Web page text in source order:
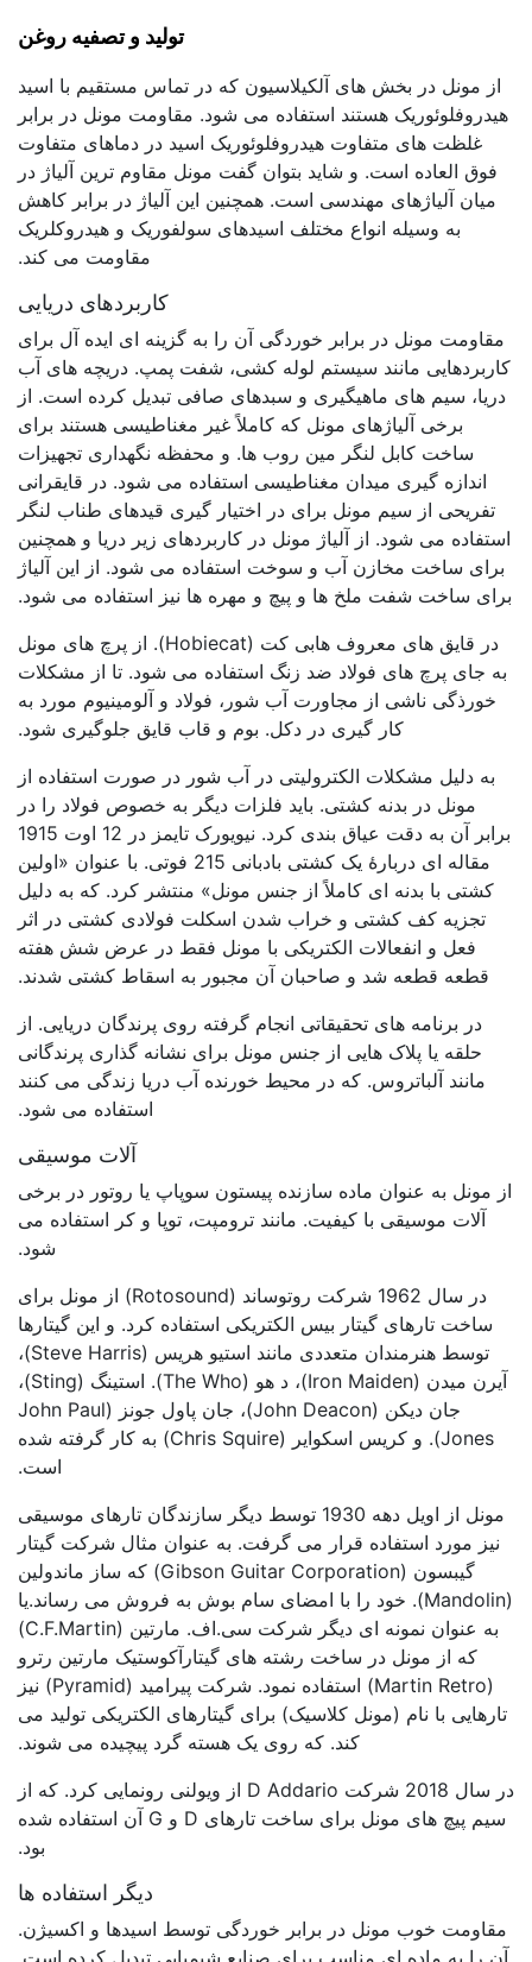
تولید و تصفیه روغن
از مونل در بخش های آلکیلاسیون که در تماس مستقیم با اسید
هیدروفلوئوریک هستند استفاده می شود. مقاومت مونل در برابر
غلظت های متفاوت هیدروفلوئوریک اسید در دماهای متفاوت
فوق العاده است. و شاید بتوان گفت مونل مقاوم ترین آلیاژ در
میان آلیاژهای مهندسی است. همچنین این آلیاژ در برابر کاهش
به وسیله انواع مختلف اسیدهای سولفوریک و هیدروکلریک
مقاومت می کند.
کاربردهای دریایی
مقاومت مونل در برابر خوردگی آن را به گزینه ای ایده آل برای
کاربردهایی مانند سیستم لوله کشی، شفت پمپ. دریچه های آب
دریا، سیم های ماهیگیری و سبدهای صافی تبدیل کرده است. از
برخی آلیاژهای مونل که کاملاً غیر مغناطیسی هستند برای
ساخت کابل لنگر مین روب ها. و محفظه نگهداری تجهیزات
اندازه گیری میدان مغناطیسی استفاده می شود. در قایقرانی
تفریحی از سیم مونل برای در اختیار گیری قیدهای طناب لنگر
استفاده می شود. از آلیاژ مونل در کاربردهای زیر دریا و همچنین
برای ساخت مخازن آب و سوخت استفاده می شود. از این آلیاژ
برای ساخت شفت ملخ ها و پیچ و مهره ها نیز استفاده می شود.
در قایق های معروف هابی کت (Hobiecat). از پرچ های مونل
به جای پرچ های فولاد ضد زنگ استفاده می شود. تا از مشکلات
خورذگی ناشی از مجاورت آب شور، فولاد و آلومینیوم مورد به
کار گیری در دکل. بوم و قاب قایق جلوگیری شود.
به دلیل مشکلات الکترولیتی در آب شور در صورت استفاده از
مونل در بدنه کشتی. باید فلزات دیگر به خصوص فولاد را در
برابر آن به دقت عیاق بندی کرد. نیویورک تایمز در 12 اوت 1915
مقاله ای دربارۀ یک کشتی بادبانی 215 فوتی. با عنوان «اولین
کشتی با بدنه ای کاملاً از جنس مونل» منتشر کرد. که به دلیل
تجزیه کف کشتی و خراب شدن اسکلت فولادی کشتی در اثر
فعل و انفعالات الکتریکی با مونل فقط در عرض شش هفته
قطعه قطعه شد و صاحبان آن مجبور به اسقاط کشتی شدند.
در برنامه های تحقیقاتی انجام گرفته روی پرندگان دریایی. از
حلقه یا پلاک هایی از جنس مونل برای نشانه گذاری پرندگانی
مانند آلباتروس. که در محیط خورنده آب دریا زندگی می کنند
استفاده می شود.
آلات موسیقی
از مونل به عنوان ماده سازنده پیستون سوپاپ یا روتور در برخی
آلات موسیقی با کیفیت. مانند ترومپت، توپا و کر استفاده می
شود.
در سال 1962 شرکت روتوساند (Rotosound) از مونل برای
ساخت تارهای گیتار بیس الکتریکی استفاده کرد. و این گیتارها
توسط هنرمندان متعددی مانند استیو هریس (Steve Harris)،
آیرن میدن (Iron Maiden)، د هو (The Who). استینگ (Sting)،
جان دیکن (John Deacon)، جان پاول جونز (John Paul
Jones). و کریس اسکوایر (Chris Squire) به کار گرفته شده
است.
مونل از اویل دهه 1930 توسط دیگر سازندگان تارهای موسیقی
نیز مورد استفاده قرار می گرفت. به عنوان مثال شرکت گیتار
گیبسون (Gibson Guitar Corporation) که ساز ماندولین
(Mandolin). خود را با امضای سام بوش به فروش می رساند.یا
به عنوان نمونه ای دیگر شرکت سی.اف. مارتین (C.F.Martin)
که از مونل در ساخت رشته های گیتارآکوستیک مارتین رترو
(Martin Retro) استفاده نمود. شرکت پیرامید (Pyramid) نیز
تارهایی با نام (مونل کلاسیک) برای گیتارهای الکتریکی تولید می
کند. که روی یک هسته گرد پیچیده می شوند.
در سال 2018 شرکت D Addario از ویولنی رونمایی کرد. که از
سیم پیچ های مونل برای ساخت تارهای D و G آن استفاده شده
بود.
دیگر استفاده ها
مقاومت خوب مونل در برابر خوردگی توسط اسیدها و اکسیژن.
آن را به ماده ای مناسب برای صنایع شیمیایی تبدیل کرده است.